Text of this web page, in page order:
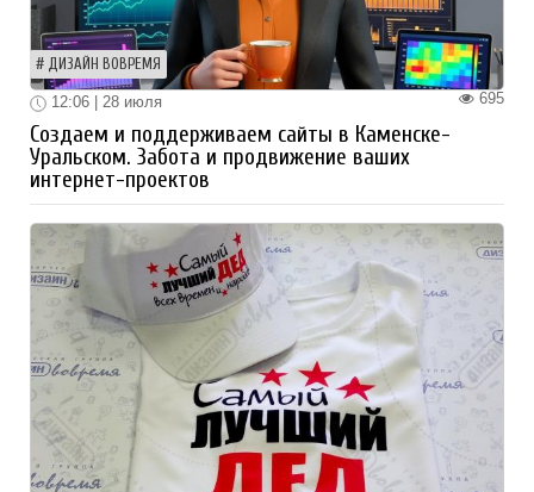
ДИЗАЙН ВОВРЕМЯ
695
12:06 | 28 июля
Создаем и поддерживаем сайты в Каменске-
Уральском. Забота и продвижение ваших
интернет-проектов